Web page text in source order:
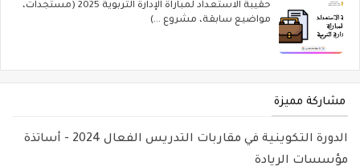
حقيبة الاستعداد لمباراة الإدارة التربوية 2025 (مستجدات،
مواضيع سابقة، مشروع ...)
مشاركة مميزة
الدورة التكوينية في مقاربات التدريس الفعال 2024 - أساتذة
مؤسسات الريادة